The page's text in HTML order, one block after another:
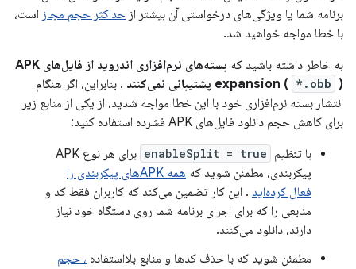
برنامه شما یا ویژگی‌های درخواستی آن بیشتر از حداکثر حجم مجاز است،
با خطا مواجه خواهید شد.
به خاطر داشته باشید که
بسته‌های نرم‌افزاری اندروید از فایل‌های APK
expansion ( *.obb ) پشتیبانی نمی‌کنند
. بنابراین، اگر هنگام
انتشار بسته نرم‌افزاری خود با این خطا مواجه شدید، از یکی از منابع زیر
برای کاهش حجم دانلود فایل‌های APK فشرده استفاده کنید:
با تنظیم enableSplit = true
برای هر نوع APK
پیکربندی، مطمئن شوید که
همه APKهای پیکربندی را
فعال کرده‌اید . این کار تضمین می‌کند که کاربران فقط کد و
منابعی را که برای اجرای برنامه شما روی دستگاه خود نیاز
دارند، دانلود می‌کنند.
مطمئن شوید که با حذف کدها و منابع بلااستفاده ، حجم